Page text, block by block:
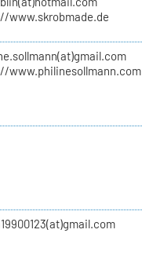
www.skrobmade.de
www.philinesollmann.com